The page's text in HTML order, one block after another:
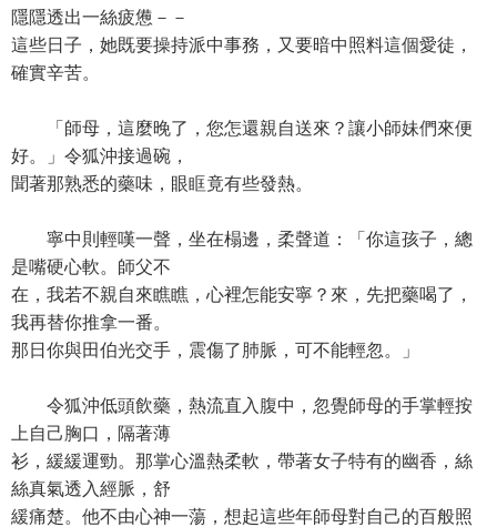
隱隱透出一絲疲憊－－
這些日子，她既要操持派中事務，又要暗中照料這個愛徒，
確實辛苦。
「師母，這麼晚了，您怎還親自送來？讓小師妹們來便
好。」令狐沖接過碗，
聞著那熟悉的藥味，眼眶竟有些發熱。
寧中則輕嘆一聲，坐在榻邊，柔聲道：「你這孩子，總
是嘴硬心軟。師父不
在，我若不親自來瞧瞧，心裡怎能安寧？來，先把藥喝了，
我再替你推拿一番。
那日你與田伯光交手，震傷了肺脈，可不能輕忽。」
令狐沖低頭飲藥，熱流直入腹中，忽覺師母的手掌輕按
上自己胸口，隔著薄
衫，緩緩運勁。那掌心溫熱柔軟，帶著女子特有的幽香，絲
絲真氣透入經脈，舒
緩痛楚。他不由心神一蕩，想起這些年師母對自己的百般照